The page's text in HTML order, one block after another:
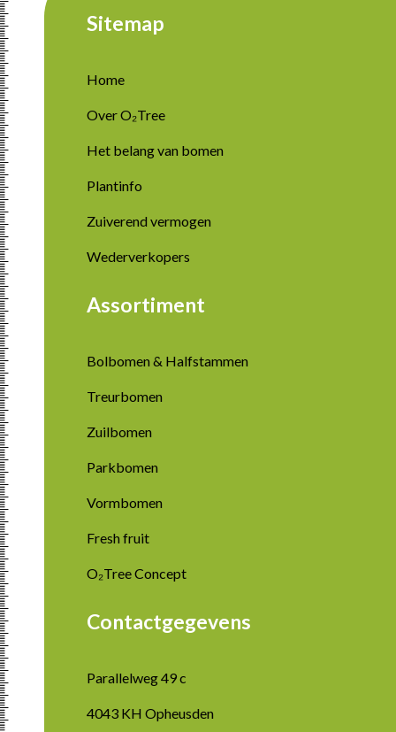
Sitemap
Home
Over O₂Tree
Het belang van bomen
Plantinfo
Zuiverend vermogen
Wederverkopers
Assortiment
Bolbomen & Halfstammen
Treurbomen
Zuilbomen
Parkbomen
Vormbomen
Fresh fruit
O₂Tree Concept
Contactgegevens
Parallelweg 49 c
4043 KH Opheusden